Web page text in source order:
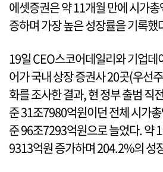
에셋증권은 약 11개월 만에 시가
증하며 가장 높은 성장률을 기록했
19일 CEO스코어데일리와 기업
어가 국내 상장 증권사 20곳(우선
화를 조사한 결과, 현 정부 출범 직
준 31조7980억원이던 전체 시가
준 96조7293억원으로 늘었다. 약
9313억원 증가하며 204.2%의 성